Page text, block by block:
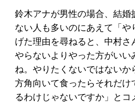
鈴木アナが男性の場合、結婚
ない人も多いのにあえて「や
げた理由を尋ねると、中村さ
やらないよりやった方がいい
ね。やりたくないではない
方角向いて食ったらそれだけ
るわけじゃないですか」とコ